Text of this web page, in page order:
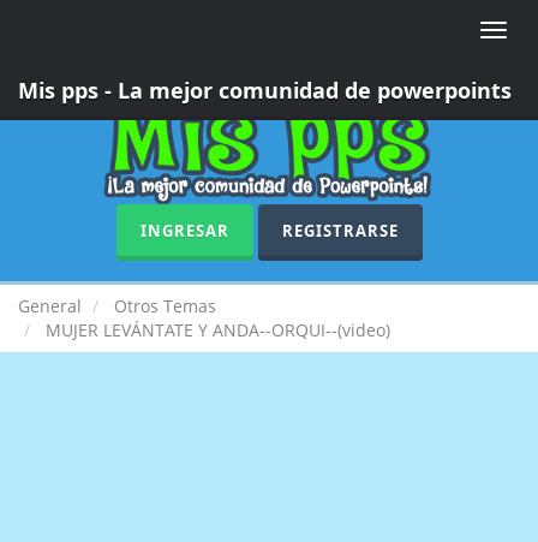
Toggle
Mis pps - La mejor comunidad de powerpoints
INGRESAR REGISTRARSE
General
Otros Temas
MUJER LEVÁNTATE Y ANDA--ORQUI--(video)